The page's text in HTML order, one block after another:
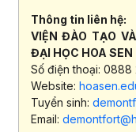
Thông tin liên hệ:
VIỆN ĐÀO TẠO
ĐẠI HỌC HOA SEN
Số điện thoại: 0888
Website:
Tuyển sinh:
Email: